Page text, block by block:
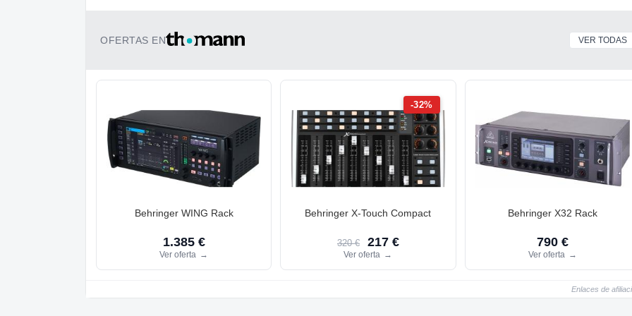
OFERTAS EN VER TODAS
Behringer WING Rack
1.385 €
Ver oferta →
-32%
Behringer X-Touch Compact
320 € 217 €
Ver oferta →
Behringer X32 Rack
790 €
Ver oferta →
Enlaces de